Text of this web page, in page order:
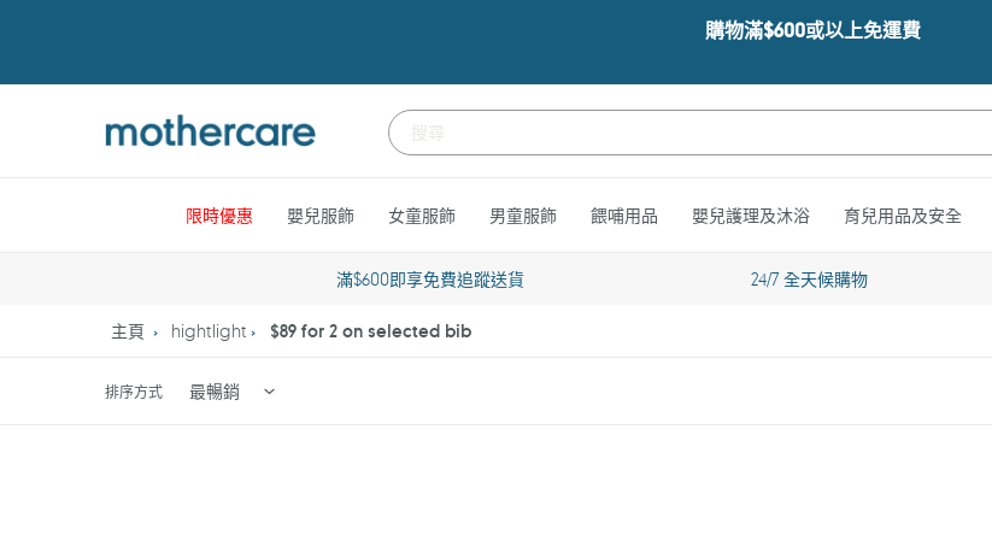
容
購物滿$600或以上免運費
限時優惠 嬰兒服飾 女童服飾 男童服飾 餵哺用品 嬰兒護理及沐浴 育兒用品及安全
滿$600即享免費追蹤送貨 24/7 全天候購物
主頁 hightlight $89 for 2 on selected bib
排序方式